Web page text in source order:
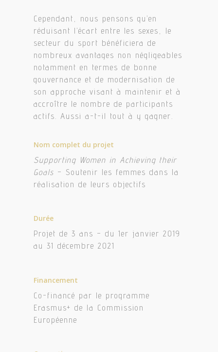
Cependant, nous pensons qu’en
réduisant l’écart entre les sexes, le
secteur du sport bénéficiera de
nombreux avantages non négligeables
notamment en termes de bonne
gouvernance et de modernisation de
son approche visant à maintenir et à
accroître le nombre de participants
actifs. Aussi a-t-il tout à y gagner.
Nom complet du projet
Supporting Women in Achieving their
Goals – Soutenir les femmes dans la
réalisation de leurs objectifs
Durée
Projet de 3 ans – du 1er janvier 2019
au 31 décembre 2021
Financement
Co-financé par le programme
Erasmus+ de la Commission
Européenne